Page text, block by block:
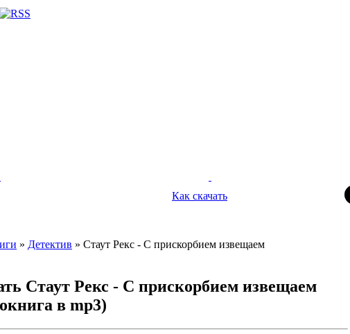
Как скачать
» Детектив » Стаут Рекс - С прискорбием извещаем
Стаут Рекс - С прискорбием извещаем
в mp3)